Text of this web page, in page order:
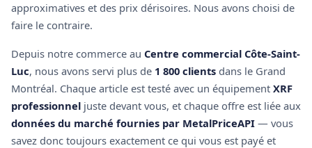
approximatives et des prix dérisoires. Nous avons choisi de
faire le contraire.
Depuis notre commerce au Centre commercial Côte-Saint-
Luc, nous avons servi plus de 1 800 clients dans le Grand
Montréal. Chaque article est testé avec un équipement XRF
professionnel juste devant vous, et chaque offre est liée aux
données du marché fournies par MetalPriceAPI — vous
savez donc toujours exactement ce qui vous est payé et